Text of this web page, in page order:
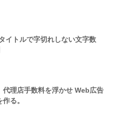
イトルで字切れしない文字数
代理店手数料を浮かせ Web広告
る。